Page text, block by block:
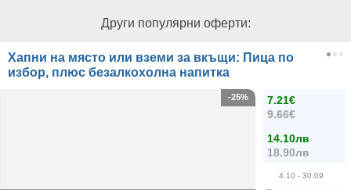
Други популярни оферти:
Хапни на място или вземи за вкъщи: Пица по
избор, плюс безалкохолна напитка
7.21€
9.66€
14.10лв
18.90лв
4.10 - 30.09
-25%